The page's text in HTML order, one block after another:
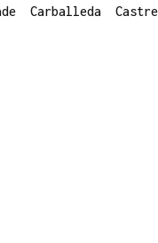
Carballeda